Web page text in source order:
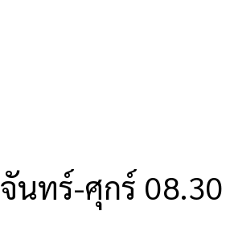
จันทร์-ศุกร์ 08.30